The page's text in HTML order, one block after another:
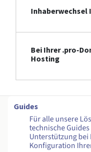
Inhaberwechsel
Bei Ihrer .pro-
Hosting
Guides
Für alle unsere
technische
Unterstützung
Konfiguration